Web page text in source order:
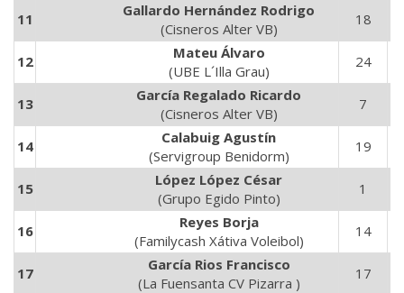
11
Gallardo Hernández Rodrigo
(Cisneros Alter VB)
18
12
Mateu Álvaro
(UBE L´Illa Grau)
24
13
García Regalado Ricardo
(Cisneros Alter VB)
7
14
Calabuig Agustín
(Servigroup Benidorm)
19
15
López López César
(Grupo Egido Pinto)
1
16
Reyes Borja
(Familycash Xátiva Voleibol)
14
17
García Rios Francisco
(La Fuensanta CV Pizarra )
17